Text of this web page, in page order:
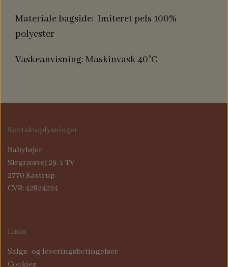
Materiale bagside: Imiteret pels 100%
polyester
Vaskeanvisning: Maskinvask 40°C
Kontaktoplysninger
Babyløjer
Sirgræsvej 29, 1 TV
2770 Kastrup
CVR: 42824224
Links
Salgs- og leveringsbetingelser
Cookies